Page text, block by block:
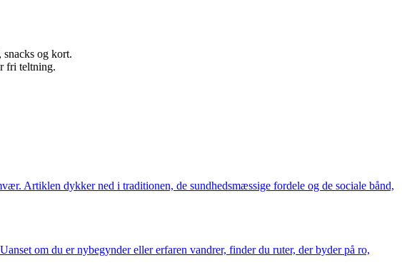
og kort.
fri teltning.
Artiklen dykker ned i traditionen, de sundhedsmæssige fordele og de sociale bånd,
om du er nybegynder eller erfaren vandrer, finder du ruter, der byder på ro,